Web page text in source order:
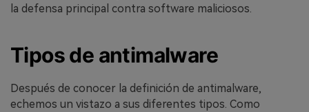
la defensa principal contra software maliciosos.
Tipos de antimalware
Después de conocer la definición de antimalware,
echemos un vistazo a sus diferentes tipos. Como